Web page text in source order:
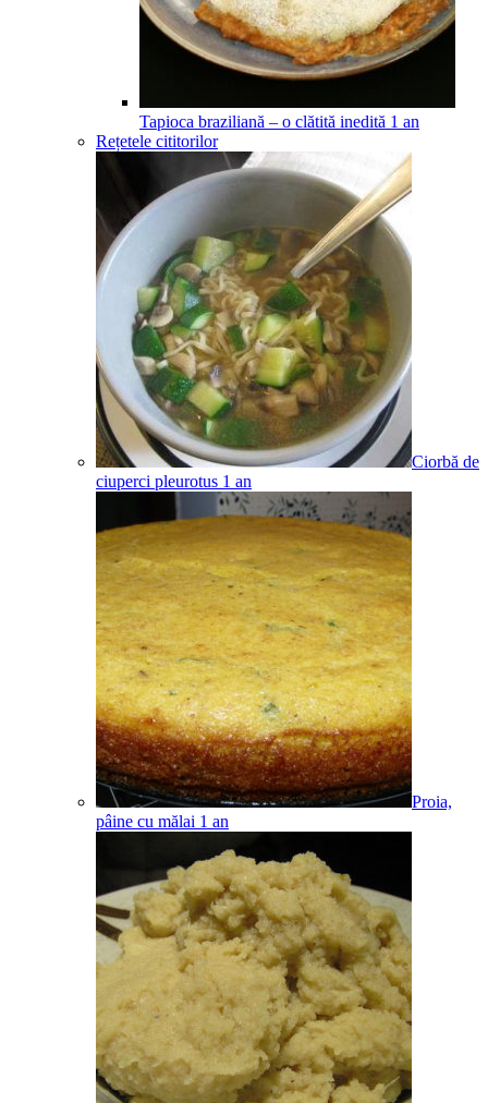
Tapioca braziliană – o clătită inedită 1 an
Rețetele cititorilor
Ciorbă de
ciuperci pleurotus 1 an
Proia,
pâine cu mălai 1 an